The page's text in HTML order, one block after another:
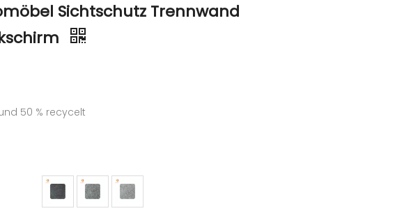
Sichtschutz Trennwand
50 % recycelt